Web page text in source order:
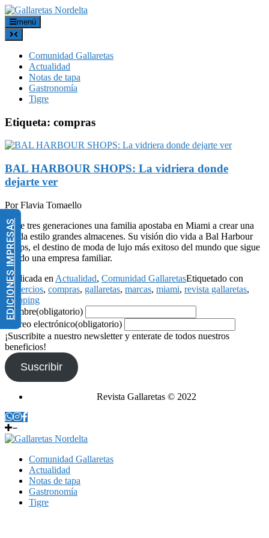
menú
Comunidad Gallaretas
Actualidad
Notas de tapa
Gastronomía
Tigre
Etiqueta: compras
BAL HARBOUR SHOPS: La vidriera donde
dejarte ver
Por Flavia Tomaello
Hace tres generaciones una familia apostaba en Miami a crear una
tienda estilo grandes almacenes. Su visión dio vida a Bal Harbour
Shops, el destino de moda de lujo más exitoso del mundo que sigue
siendo una empresa familiar.
Publicada en Actualidad, Comunidad GallaretasEtiquetado con
comercios, compras, gallaretas, marcas, miami, revista gallaretas,
shopping
Nombre(obligatorio)
Correo electrónico(obligatorio)
¡Suscribite a nuestro newsletter y enterate de todos nuestros
beneficios!
Suscribir
Revista Gallaretas © 2022
EDICIONES IMPRESAS
Comunidad Gallaretas
Actualidad
Notas de tapa
Gastronomía
Tigre